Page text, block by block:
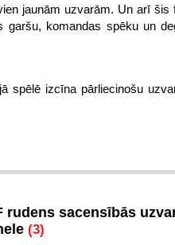
jaunām uzvarām. Un arī šis
garšu, komandas spēku un
spēlē izcīna pārliecinošu
rudens sacensībās
(3)